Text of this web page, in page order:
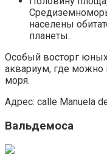
населены
планеты.
Особый восторг
аквариум, где можно
моря.
Адрес: calle Manuela
Вальдемоса